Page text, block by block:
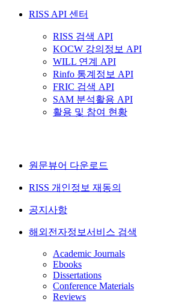
RISS API 센터
RISS 검색 API
KOCW 강의정보 API
WILL 연계 API
Rinfo 통계정보 API
FRIC 검색 API
SAM 분석활용 API
활용 및 참여 현황
원문뷰어 다운로드
RISS 개인정보 재동의
공지사항
해외전자정보서비스 검색
Academic Journals
Ebooks
Dissertations
Conference Materials
Reviews